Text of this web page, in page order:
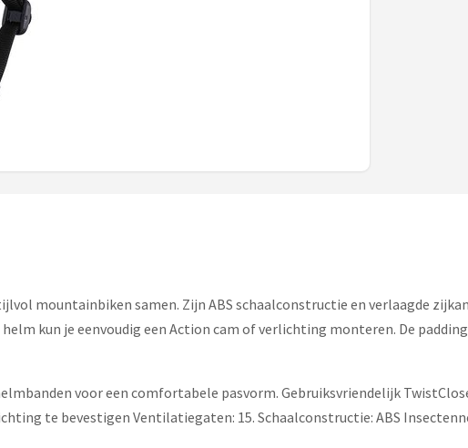
mountainbiken samen. Zijn ABS schaalconstructie en verlaagde
kun je eenvoudig een Action cam of verlichting monteren. De
voor een comfortabele pasvorm. Gebruiksvriendelijk
te bevestigen Ventilatiegaten: 15. Schaalconstructie: ABS